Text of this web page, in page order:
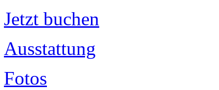
Jetzt buchen
Ausstattung
Fotos